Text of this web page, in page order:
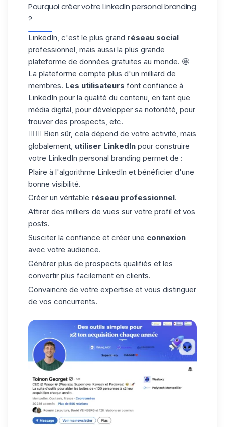
Pourquoi créer votre LinkedIn personal branding
?
LinkedIn , c'est le plus grand réseau social
professionnel, mais aussi la plus grande
plateforme de données gratuites au monde. 🤩
La plateforme compte plus d'un milliard de
membres. Les utilisateurs font confiance à
LinkedIn pour la qualité du contenu, en tant que
média digital, pour développer sa notoriété, pour
trouver des prospects, etc.
🤷🏻‍♀️ Bien sûr, cela dépend de votre activité, mais
globalement, utiliser LinkedIn pour construire
votre LinkedIn personal branding permet de :
Plaire à l'algorithme LinkedIn et bénéficier d'une
bonne visibilité.
Créer un véritable réseau professionnel.
Attirer des milliers de vues sur votre profil et vos
posts.
Susciter la confiance et créer une connexion
avec votre audience.
Générer plus de prospects qualifiés et les
convertir plus facilement en clients.
Convaincre de votre expertise et vous distinguer
de vos concurrents.